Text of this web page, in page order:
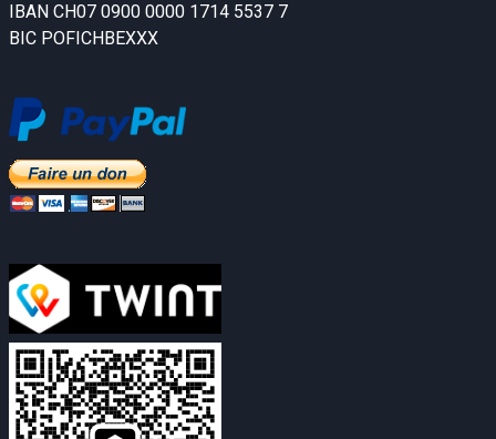
IBAN CH07 0900 0000 1714 5537 7
BIC POFICHBEXXX